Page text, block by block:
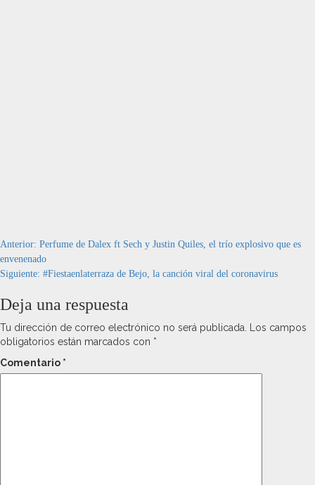
Navegación
de
entradas
Anterior: Perfume de Dalex ft Sech y Justin Quiles, el trío explosivo que es
envenenado
Siguiente: #Fiestaenlaterraza de Bejo, la canción viral del coronavirus
Deja una respuesta
Tu dirección de correo electrónico no será publicada. Los campos
obligatorios están marcados con *
Comentario *